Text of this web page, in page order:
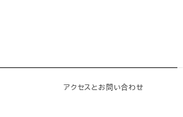
All rights reserved.
アクセスとお問い合わせ